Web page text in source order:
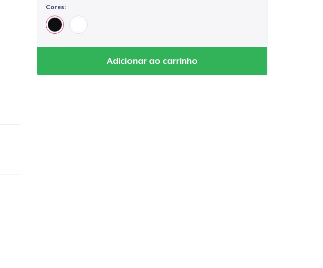
Cores:
Adicionar ao carrinho